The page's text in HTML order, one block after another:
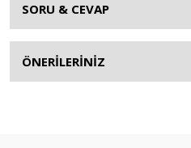
SORU & CEVAP
ÖNERİLERİNİZ